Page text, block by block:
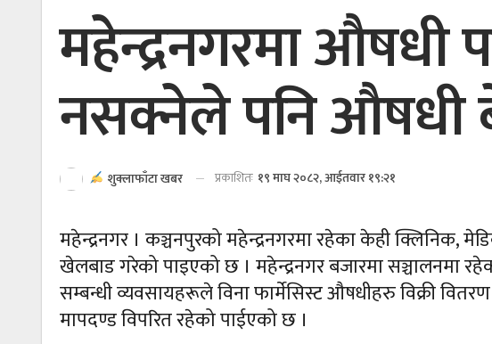
महेन्द्रनगरमा औषधी
नसक्नेले पनि औषधी
शुक्लाफाँटा खबर प्रकाशितः १९ माघ २०८२, आईतवार १९:२१
महेन्द्रनगर । कञ्चनपुरको महेन्द्रनगरमा रहेका केही क्लिनिक,
खेलबाड गरेको पाइएको छ । महेन्द्रनगर बजारमा सञ्चालनमा
सम्बन्धी व्यवसायहरूले विना फार्मेसिस्ट औषधीहरु विक्री
मापदण्ड विपरित रहेको पाईएको छ ।